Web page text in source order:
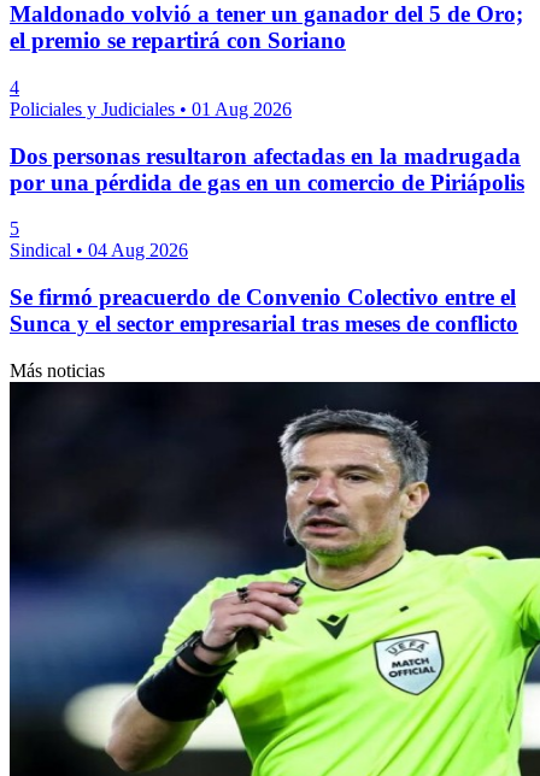
Maldonado volvió a tener un ganador del 5 de Oro;
el premio se repartirá con Soriano
4
Policiales y Judiciales • 01 Aug 2026
Dos personas resultaron afectadas en la madrugada
por una pérdida de gas en un comercio de Piriápolis
5
Sindical • 04 Aug 2026
Se firmó preacuerdo de Convenio Colectivo entre el
Sunca y el sector empresarial tras meses de conflicto
Más noticias